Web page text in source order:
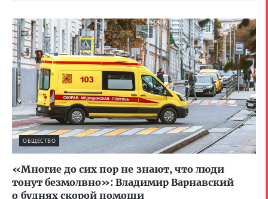
ОБЩЕСТВО
«Многие до сих пор не знают, что люди
тонут безмолвно»: Владимир Варнавский
о буднях скорой помощи